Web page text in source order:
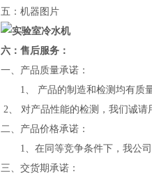
五：机器图片
六：售后服务：
一、产品质量承诺：
1、 产品的制造和检测均有质量
2、 对产品性能的检测，我们诚请
二、产品价格承诺：
1、在同等竞争条件下，我公司
三、交货期承诺：